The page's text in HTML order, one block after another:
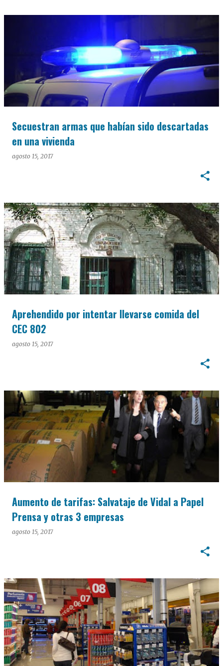
Secuestran armas que habían sido descartadas
en una vivienda
agosto 15, 2017
Aprehendido por intentar llevarse comida del
CEC 802
agosto 15, 2017
Aumento de tarifas: Salvataje de Vidal a Papel
Prensa y otras 3 empresas
agosto 15, 2017